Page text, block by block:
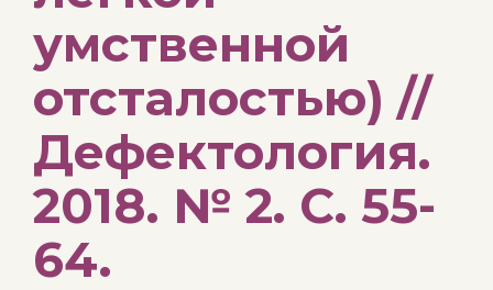
умственной
отсталостью) //
Дефектология.
2018. № 2. С. 55-
64.